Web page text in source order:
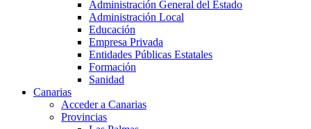
Administración General del Estado
Administración Local
Educación
Empresa Privada
Entidades Públicas Estatales
Formación
Sanidad
Canarias
Acceder a Canarias
Provincias